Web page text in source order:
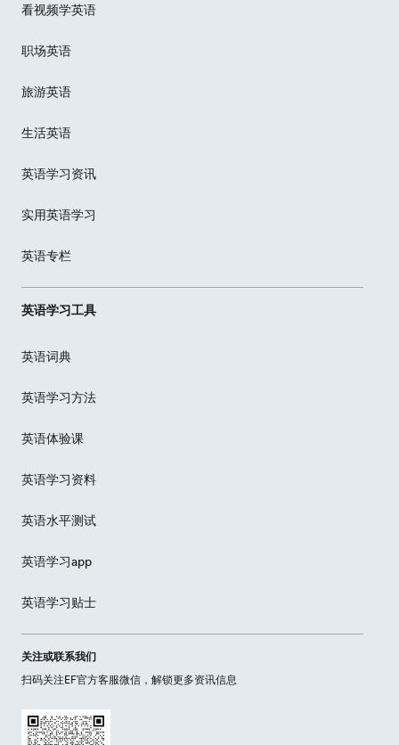
看视频学英语
职场英语
旅游英语
生活英语
英语学习资讯
实用英语学习
英语专栏
英语学习工具
英语词典
英语学习方法
英语体验课
英语学习资料
英语水平测试
英语学习app
英语学习贴士
关注或联系我们
扫码关注EF官方客服微信，解锁更多资讯信息